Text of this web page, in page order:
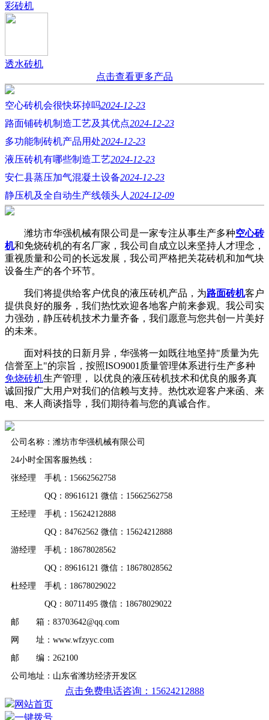
彩砖机
透水砖机
点击查看更多产品
空心砖机会很快坏掉吗2024-12-23
路面铺砖机制造工艺及其优点2024-12-23
多功能制砖机产品用处2024-12-23
液压砖机有哪些制造工艺2024-12-23
安仁县蒸压加气混凝土设备2024-12-23
静压机及全自动生产线领头人 2024-12-09
潍坊市华强机械有限公司是一家专注从事生产多种空心砖
机和免烧砖机的有名厂家，我公司自成立以来坚持人才理念，
重视质量和公司的长远发展，我公司严格把关花砖机和加气块
设备生产的各个环节。
我们将提供给客户优良的液压砖机产品，为路面砖机客户
提供良好的服务，我们热忱欢迎各地客户前来参观。我公司实
力强劲，静压砖机技术力量齐备，我们愿意与您共创一片美好
的未来。
面对科技的日新月异，华强将一如既往地坚持"质量为先
信誉至上"的宗旨，按照ISO9001质量管理体系进行生产多种
免烧砖机生产管理， 以优良的液压砖机技术和优良的服务真
诚回报广大用户对我们的信赖与支持。热忱欢迎客户来函、来
电、来人商谈指导，我们期待着与您的真诚合作。
公司名称：潍坊市华强机械有限公司
24小时全国客服热线：
张经理 手机：15662562758
QQ：89616121 微信：15662562758
王经理 手机：15624212888
QQ：84762562 微信：15624212888
游经理 手机：18678028562
QQ：89616121 微信：18678028562
杜经理 手机：18678029022
QQ：80711495 微信：18678029022
邮 箱：83703642@qq.com
网 址：www.wfzyyc.com
邮 编：262100
公司地址：山东省潍坊经济开发区
点击免费电话咨询：15624212888
网站首页
一键拨号